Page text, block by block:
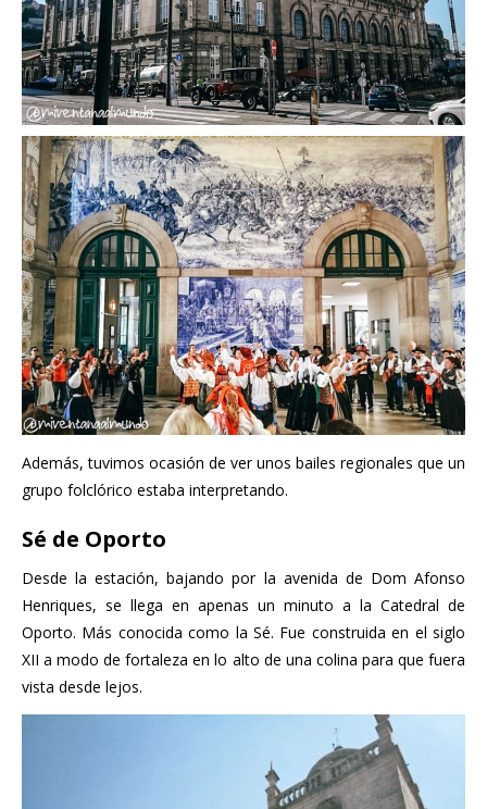
Además, tuvimos ocasión de ver unos bailes regionales que un
grupo folclórico estaba interpretando.
Sé de Oporto
Desde la estación, bajando por la avenida de Dom Afonso
Henriques, se llega en apenas un minuto a la Catedral de
Oporto. Más conocida como la Sé. Fue construida en el siglo
XII a modo de fortaleza en lo alto de una colina para que fuera
vista desde lejos.